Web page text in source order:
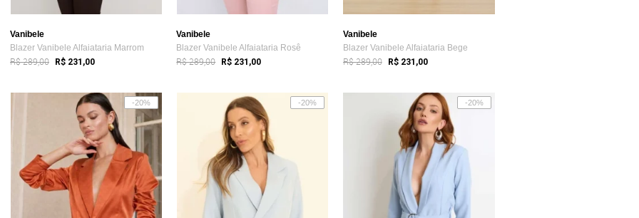
Vanibele
Blazer Vanibele Alfaiataria Marrom
R$ 289,00 R$ 231,00
Vanibele
Blazer Vanibele Alfaiataria Rosê
R$ 289,00 R$ 231,00
Vanibele
Blazer Vanibele Alfaiataria Bege
R$ 289,00 R$ 231,00
-20% -20% -20%